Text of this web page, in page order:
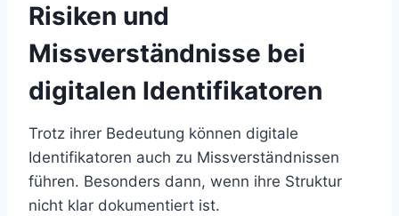
Risiken und
Missverständnisse bei
digitalen Identifikatoren
Trotz ihrer Bedeutung können digitale
Identifikatoren auch zu Missverständnissen
führen. Besonders dann, wenn ihre Struktur
nicht klar dokumentiert ist.